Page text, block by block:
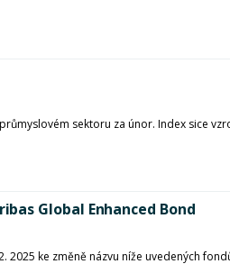
sektoru za únor. Index sice
Global Enhanced Bond
ke změně názvu níže uvedených